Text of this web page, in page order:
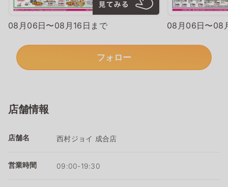
08月06日〜08月16日まで 08月06日〜08
フォロー
店舗情報
店舗名 西村ジョイ 成合店
営業時間 09:00-19:30